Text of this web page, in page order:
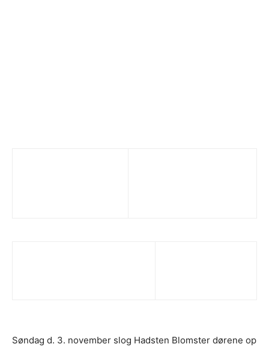
Søndag d. 3. november slog Hadsten Blomster dørene op